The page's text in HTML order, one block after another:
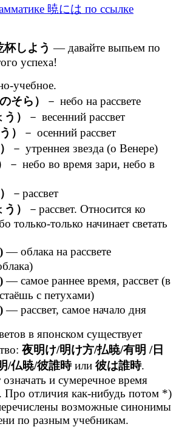
暁には по ссылке
しよう — давайте выпьем по
успеха!
учебное.
そら）
－ небо на рассвете
）
－ весенний рассвет
）
－ осенний рассвет
－ утреннея звезда (о Венере)
－ небо во время зари, небо в
－рассвет
）
－рассвет. Относится ко
только-только начинает светать
— облака на рассвете
— самое раннее время, рассвет (в
с петухами)
— рассвет, самое начало дня
в японском существует
夜明け/明け方/払暁/有明 /日
/仏暁/彼誰時или 彼は誰時.
и сумеречное время
Про отличия как-нибудь потом *)
возможные синонимы
по разным учебникам.